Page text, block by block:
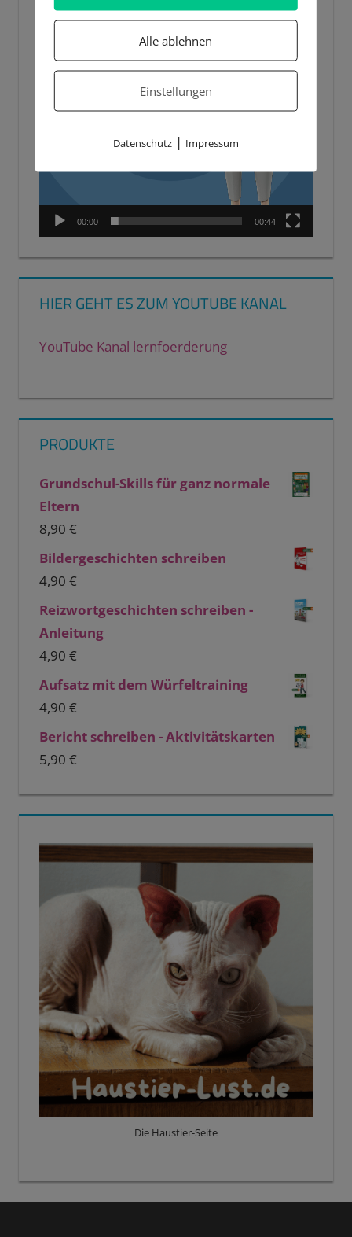
00:00 00:44
HIER GEHT ES ZUM YOUTUBE KANAL
YouTube Kanal lernfoerderung
PRODUKTE
Grundschul-Skills für ganz normale
Eltern
8,90 €
Bildergeschichten schreiben
4,90 €
Reizwortgeschichten schreiben -
Anleitung
4,90 €
Aufsatz mit dem Würfeltraining
4,90 €
Bericht schreiben - Aktivitätskarten
5,90 €
Die Haustier-Seite
Alle ablehnen
Einstellungen
Datenschutz| Impressum